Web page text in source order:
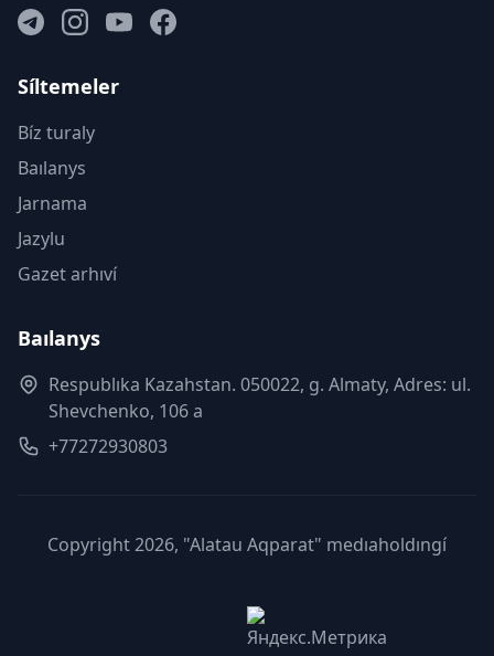
Síltemeler
Bíz turaly
Baılanys
Jarnama
Jazylu
Gazet arhıví
Baılanys
Respublıka Kazahstan. 050022, g. Almaty, Adres: ul.
Shevchenko, 106 a
+77272930803
Copyright 2026, "Alatau Aqparat" medıaholdıngí